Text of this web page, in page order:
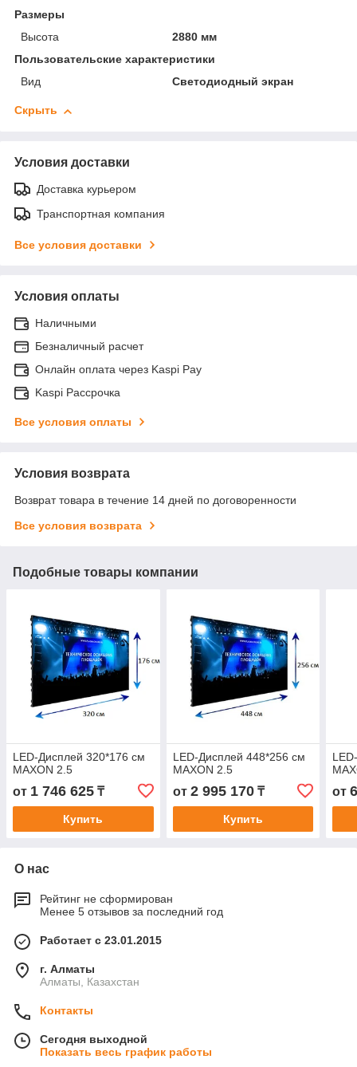
Размеры
Высота
2880 мм
Пользовательские характеристики
Вид
Светодиодный экран
Скрыть
Условия доставки
Доставка курьером
Транспортная компания
Все условия доставки
Условия оплаты
Наличными
Безналичный расчет
Онлайн оплата через Kaspi Pay
Kaspi Рассрочка
Все условия оплаты
Условия возврата
Возврат товара в течение 14 дней по договоренности
Все условия возврата
Подобные товары компании
LED-Дисплей 320*176 см
MAXON 2.5
от 1 746 625 ₸
Купить
LED-Дисплей 448*256 см
MAXON 2.5
от 2 995 170₸
Купить
от
О нас
Рейтинг не сформирован
Менее 5 отзывов за последний год
Работает с 23.01.2015
г. Алматы
Алматы, Казахстан
Контакты
Сегодня выходной
Показать весь график работы